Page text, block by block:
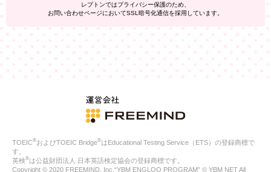
人情報を、本人が特定されないデータに不可逆変換した上で第三
者広告配信事業者においてマッチングを行い、その結果に基づい
ご本人の同意がある場合
法令に基づく場合
人の生命、身体または財産の保護のために必要がある場合であ
公衆衛生の向上または児童の健全な育成の推進のために特に必
合
レプトンではプライバシー保護のため、
お問い合わせページにおいてSSL暗号化通信を採用しています。
TOEIC®およびTOEIC Bridge®はEducational Testing Service（ETS）の登録商標で
す。
英検®は公益財団法人 日本英語検定協会の登録商標です。
Copyright © 2020 FREEMIND, Inc.“YBM ENGLOO PROGRAM” © YBM NET All